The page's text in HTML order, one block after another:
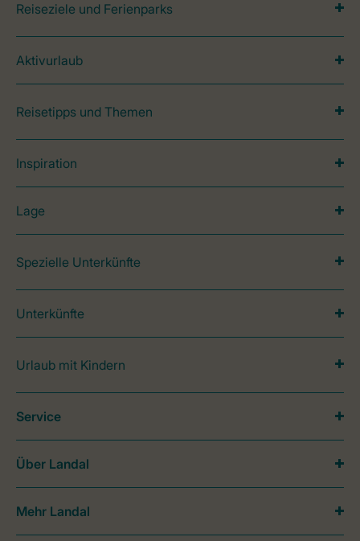
Reiseziele und Ferienparks
Aktivurlaub
Reisetipps und Themen
Inspiration
Lage
Spezielle Unterkünfte
Unterkünfte
Urlaub mit Kindern
Service
Über Landal
Mehr Landal